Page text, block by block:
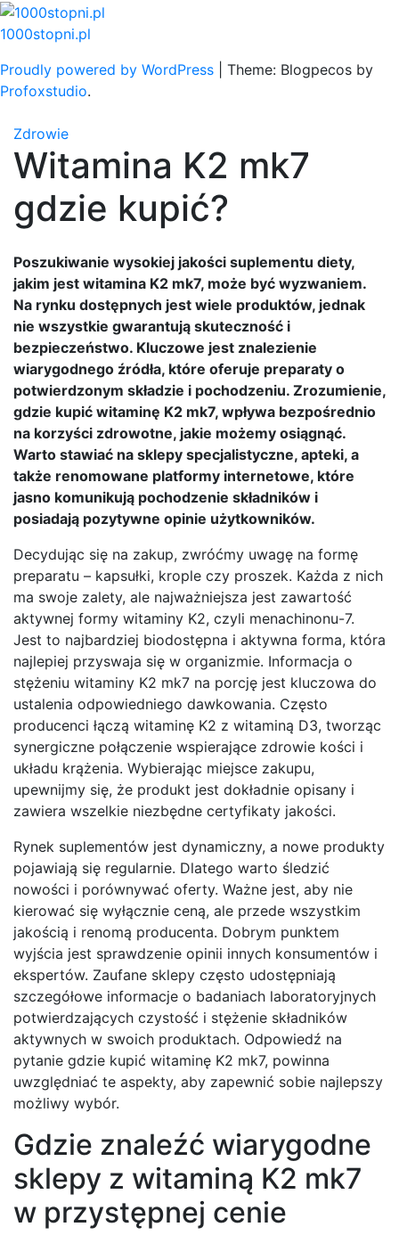
Skip
to
1000stopni.pl
Proudly powered by WordPress
Theme: Blogpecos by
Profoxstudio.
Zdrowie
Witamina K2 mk7
gdzie kupić?
Poszukiwanie wysokiej jakości suplementu diety,
jakim jest witamina K2 mk7, może być wyzwaniem.
Na rynku dostępnych jest wiele produktów, jednak
nie wszystkie gwarantują skuteczność i
bezpieczeństwo. Kluczowe jest znalezienie
wiarygodnego źródła, które oferuje preparaty o
potwierdzonym składzie i pochodzeniu. Zrozumienie,
gdzie kupić witaminę K2 mk7, wpływa bezpośrednio
na korzyści zdrowotne, jakie możemy osiągnąć.
Warto stawiać na sklepy specjalistyczne, apteki, a
także renomowane platformy internetowe, które
jasno komunikują pochodzenie składników i
posiadają pozytywne opinie użytkowników.
Decydując się na zakup, zwróćmy uwagę na formę
preparatu – kapsułki, krople czy proszek. Każda z nich
ma swoje zalety, ale najważniejsza jest zawartość
aktywnej formy witaminy K2, czyli menachinonu-7.
Jest to najbardziej biodostępna i aktywna forma, która
najlepiej przyswaja się w organizmie. Informacja o
stężeniu witaminy K2 mk7 na porcję jest kluczowa do
ustalenia odpowiedniego dawkowania. Często
producenci łączą witaminę K2 z witaminą D3, tworząc
synergiczne połączenie wspierające zdrowie kości i
układu krążenia. Wybierając miejsce zakupu,
upewnijmy się, że produkt jest dokładnie opisany i
zawiera wszelkie niezbędne certyfikaty jakości.
Rynek suplementów jest dynamiczny, a nowe produkty
pojawiają się regularnie. Dlatego warto śledzić
nowości i porównywać oferty. Ważne jest, aby nie
kierować się wyłącznie ceną, ale przede wszystkim
jakością i renomą producenta. Dobrym punktem
wyjścia jest sprawdzenie opinii innych konsumentów i
ekspertów. Zaufane sklepy często udostępniają
szczegółowe informacje o badaniach laboratoryjnych
potwierdzających czystość i stężenie składników
aktywnych w swoich produktach. Odpowiedź na
pytanie gdzie kupić witaminę K2 mk7, powinna
uwzględniać te aspekty, aby zapewnić sobie najlepszy
możliwy wybór.
Gdzie znaleźć wiarygodne
sklepy z witaminą K2 mk7
w przystępnej cenie